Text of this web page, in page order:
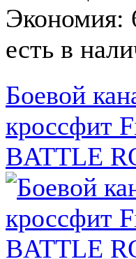
Экономия:
есть в
Боевой
кроссфит
BATTLE